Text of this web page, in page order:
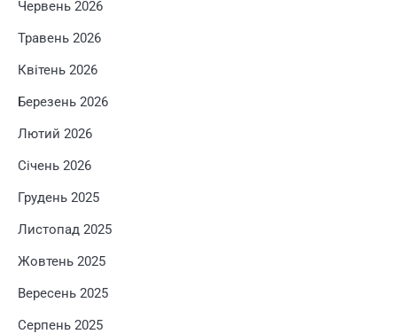
Червень 2026
Травень 2026
Квітень 2026
Березень 2026
Лютий 2026
Січень 2026
Грудень 2025
Листопад 2025
Жовтень 2025
Вересень 2025
Серпень 2025